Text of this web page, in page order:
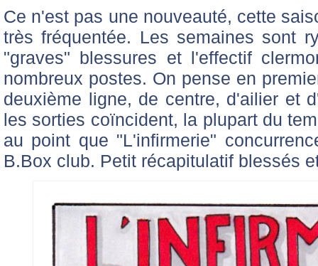
Ce n'est pas une nouveauté, cette
très fréquentée. Les semaines sont
"graves" blessures et l'effectif
nombreux postes. On pense en
deuxième ligne, de centre, d'ailier et
les sorties coïncident, la plupart du
au point que "L'infirmerie"
B.Box club. Petit récapitulatif blessés